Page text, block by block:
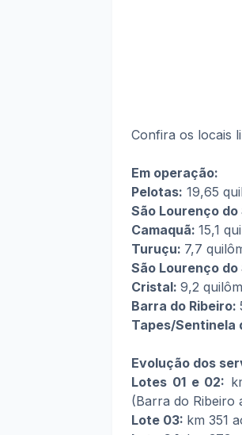
Confira os locais
Em operação:
Pelotas: 19,65
São Lourenço do
Camaquã: 15,1
Turuçu: 7,7
São Lourenço do
Cristal: 9,2
Barra do Ribeiro:
Tapes/Sentinela
Evolução dos
Lotes 01 e 02:
(Barra do Ribeiro
Lote 03: km 351